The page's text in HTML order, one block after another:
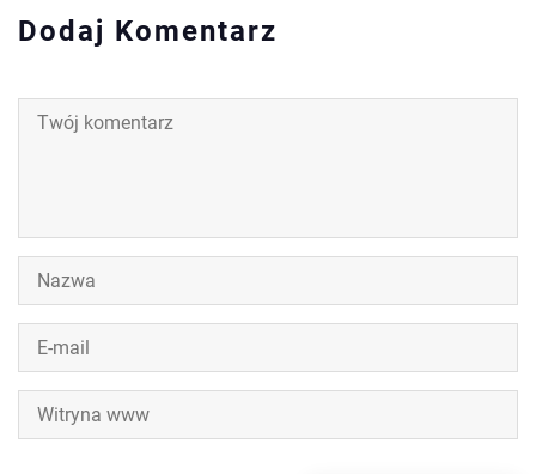
Dodaj Komentarz